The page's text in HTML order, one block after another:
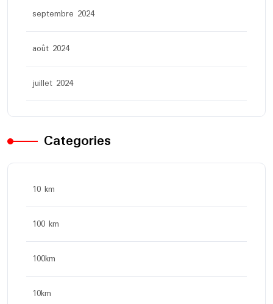
septembre 2024
août 2024
juillet 2024
Categories
10 km
100 km
100km
10km